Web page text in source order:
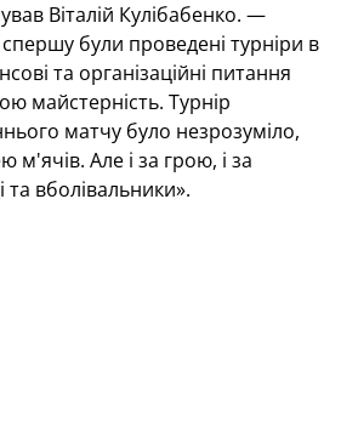
Віталій Кулібабенко. —
були проведені турніри в
та організаційні питання
майстерність. Турнір
матчу було незрозуміло,
Але і за грою, і за
вболівальники».